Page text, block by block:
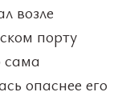
возле
порту
сама
опаснее его